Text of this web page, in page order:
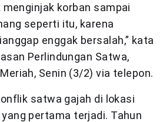
korban sampai
seperti itu, karena
enggak bersalah,” kata
Perlindungan Satwa,
Senin (3/2) via telepon.
satwa gajah di lokasi
pertama terjadi. Tahun